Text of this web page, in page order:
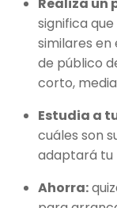
significa
similares
de público
corto,
Estudia a
cuáles son
adaptará tu
Ahorra: